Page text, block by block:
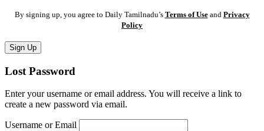
By signing up, you agree to Daily Tamilnadu’s Terms of Useand Privacy
Policy
Sign Up
Lost Password
Enter your username or email address. You will receive a link to
create a new password via email.
Username or Email